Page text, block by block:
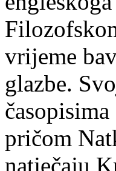
vrijeme
glazbe.
pričom
natječaju